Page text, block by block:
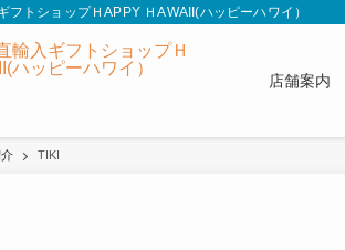
フトショップＨAPPY ＨAWAII(ハッピーハワイ）
店舗案内
TIKI